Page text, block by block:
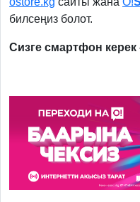
билсеңиз болот.
Сизге смартфон керек